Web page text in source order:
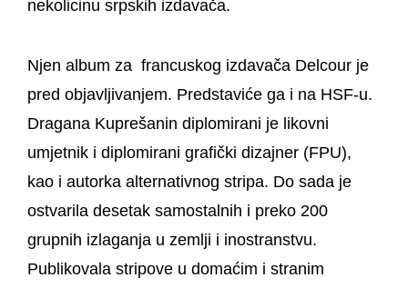
nekolicinu srpskih izdavača.
Njen album za francuskog izdavača Delcour je
pred objavljivanjem. Predstaviće ga i na HSF-u.
Dragana Kuprešanin diplomirani je likovni
umjetnik i diplomirani grafički dizajner (FPU),
kao i autorka alternativnog stripa. Do sada je
ostvarila desetak samostalnih i preko 200
grupnih izlaganja u zemlji i inostranstvu.
Publikovala stripove u domaćim i stranim